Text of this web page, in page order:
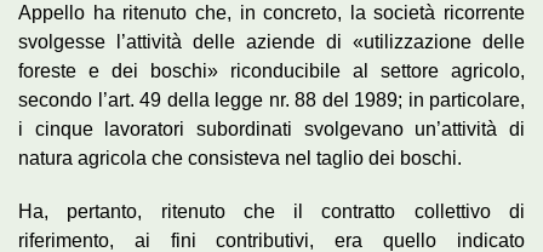
Appello ha ritenuto che, in concreto, la società ricorrente
svolgesse l’attività delle aziende di «utilizzazione delle
foreste e dei boschi» riconducibile al settore agricolo,
secondo l’art. 49 della legge nr. 88 del 1989; in particolare,
i cinque lavoratori subordinati svolgevano un’attività di
natura agricola che consisteva nel taglio dei boschi.
Ha, pertanto, ritenuto che il contratto collettivo di
riferimento, ai fini contributivi, era quello indicato